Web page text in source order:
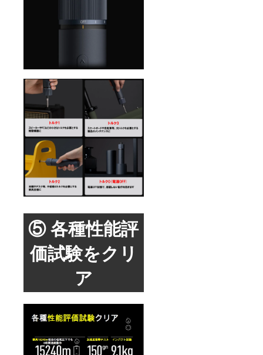
⑤ 各種性能評
価試験をクリ
ア